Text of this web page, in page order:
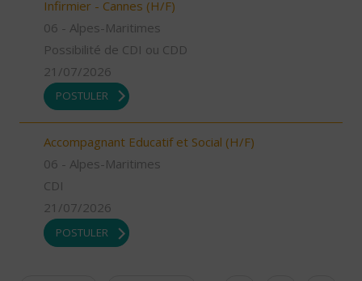
Infirmier - Cannes (H/F)
06 - Alpes-Maritimes
Possibilité de CDI ou CDD
21/07/2026
POSTULER
Accompagnant Educatif et Social (H/F)
06 - Alpes-Maritimes
CDI
21/07/2026
POSTULER